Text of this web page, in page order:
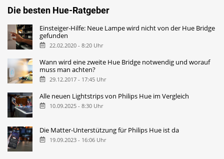
Die besten Hue-Ratgeber
Einsteiger-Hilfe: Neue Lampe wird nicht von der Hue Bridge
gefunden
22.02.2020 - 8:20 Uhr
Wann wird eine zweite Hue Bridge notwendig und worauf
muss man achten?
29.12.2017 - 17:45 Uhr
Alle neuen Lightstrips von Philips Hue im Vergleich
10.09.2025 - 8:30 Uhr
Die Matter-Unterstützung für Philips Hue ist da
19.09.2023 - 16:06 Uhr